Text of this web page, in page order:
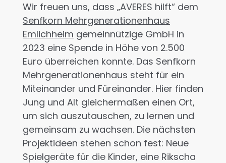
Wir freuen uns, dass „AVERES hilft“ dem
Senfkorn Mehrgenerationenhaus
Emlichheim gemeinnützige GmbH in
2023 eine Spende in Höhe von 2.500
Euro überreichen konnte. Das Senfkorn
Mehrgenerationenhaus steht für ein
Miteinander und Füreinander. Hier finden
Jung und Alt gleichermaßen einen Ort,
um sich auszutauschen, zu lernen und
gemeinsam zu wachsen. Die nächsten
Projektideen stehen schon fest: Neue
Spielgeräte für die Kinder, eine Rikscha